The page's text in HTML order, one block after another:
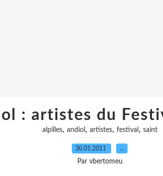
: artistes du
alpilles, andiol, artistes, festival , saint
30.01.2011 …
Par vbertomeu